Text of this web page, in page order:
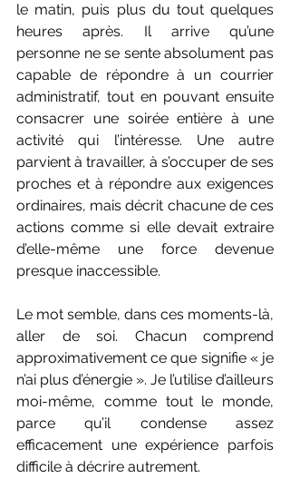
le matin, puis plus du tout quelques
heures après. Il arrive qu’une
personne ne se sente absolument pas
capable de répondre à un courrier
administratif, tout en pouvant ensuite
consacrer une soirée entière à une
activité qui l’intéresse. Une autre
parvient à travailler, à s’occuper de ses
proches et à répondre aux exigences
ordinaires, mais décrit chacune de ces
actions comme si elle devait extraire
d’elle-même une force devenue
presque inaccessible.
Le mot semble, dans ces moments-là,
aller de soi. Chacun comprend
approximativement ce que signifie « je
n’ai plus d’énergie ». Je l’utilise d’ailleurs
moi-même, comme tout le monde,
parce qu’il condense assez
efficacement une expérience parfois
difficile à décrire autrement.